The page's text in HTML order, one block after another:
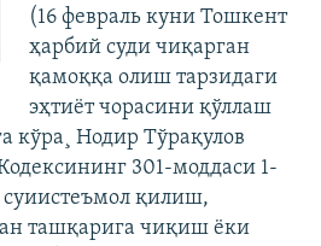
(16 февраль куни Тошкент
ҳарбий суди чиқарган
қамоққа олиш тарзидаги
эҳтиëт чорасини қўллаш
кўра¸ Нодир Тўрақулов
301-моддаси 1-
қилиш,
ташқарига чиқиш ёки